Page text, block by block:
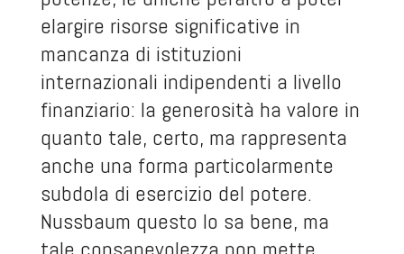
elargire risorse significative in
mancanza di istituzioni
internazionali indipendenti a livello
finanziario: la generosità ha valore in
quanto tale, certo, ma rappresenta
anche una forma particolarmente
subdola di esercizio del potere.
Nussbaum questo lo sa bene, ma